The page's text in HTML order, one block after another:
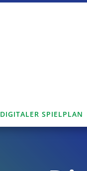
DIGITALER SPIELPLAN